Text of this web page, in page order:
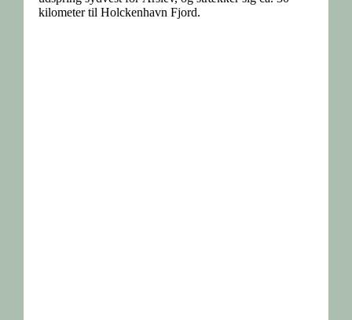
kilometer til Holckenhavn Fjord.